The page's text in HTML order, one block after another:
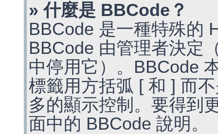
» 什麼是 BBCode？
BBCode 是一種特殊的
BBCode 由管理者決定
中停用它）。BBCode
標籤用方括弧 [ 和 ] 而
多的顯示控制。要得到
面中的 BBCode 說明。